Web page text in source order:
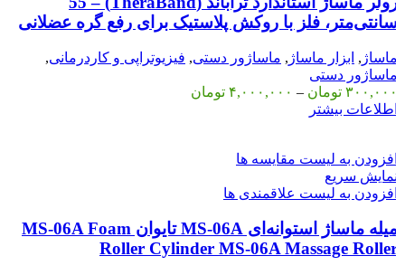
فلز با روکش پلاستیک برای رفع گره عضلانی
, ابزار ماساژ, ماساژور دستی,فیزیوتراپی و کاردرمانی,
دستی
تومان – ۴,۰۰۰,۰۰۰ تومان
بیشتر
به لیست مقایسه ها
سریع
به لیست علاقمندی ها
میله ماساژ استوانه‌ای MS-06A تایوان MS-06A Foam
Roller Cylinder MS-06A Massage